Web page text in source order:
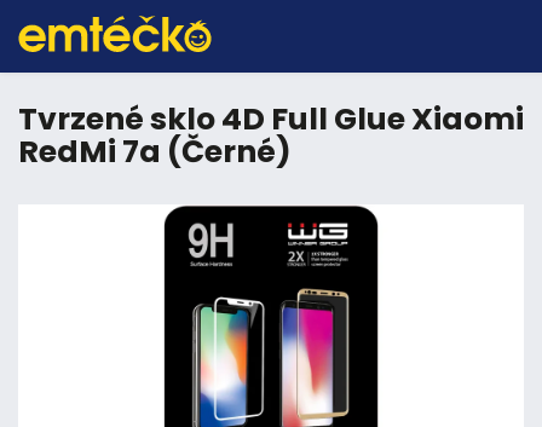
Tvrzené sklo 4D Full Glue Xiaomi
RedMi 7a (Černé)